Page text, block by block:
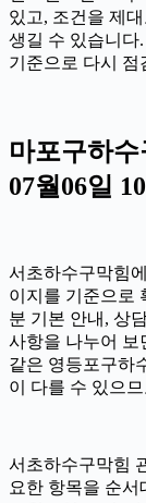
있고, 조건을 제
생길 수 있습니다
기준으로 다시 점
마포구하수
07월06일
서초하수구막힘
이지를 기준으로
분 기본 안내, 상
사항을 나누어 보
같은 영등포구하
이 다를 수 있으
서초하수구막힘
요한 항목을 순서